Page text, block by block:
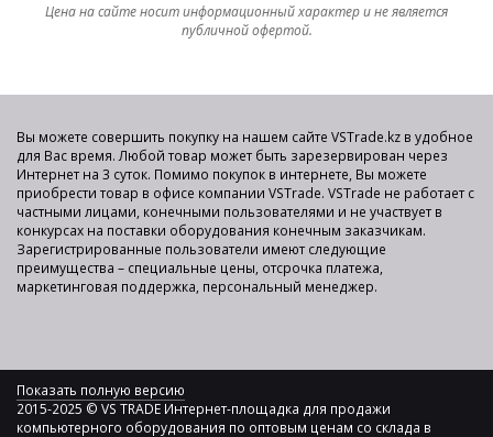
Цена на сайте носит информационный характер и не является
публичной офертой.
Вы можете совершить покупку на нашем сайте VSTrade.kz в удобное
для Вас время. Любой товар может быть зарезервирован через
Интернет на 3 суток. Помимо покупок в интернете, Вы можете
приобрести товар в офисе компании VSTrade. VSTrade не работает с
частными лицами, конечными пользователями и не участвует в
конкурсах на поставки оборудования конечным заказчикам.
Зарегистрированные пользователи имеют следующие
преимущества – специальные цены, отсрочка платежа,
маркетинговая поддержка, персональный менеджер.
Показать полную версию
2015-2025 © VS TRADE Интернет-площадка для продажи
компьютерного оборудования по оптовым ценам со склада в